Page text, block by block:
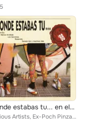
Donde estabas tu... en el 88?
Various Artists, Ex-Poch Pinza, Los Enemigos, Tam Tam Go, Semen Up, Siniestro total, Bromea o que, Danza Invisible, OS RESENTIDO...